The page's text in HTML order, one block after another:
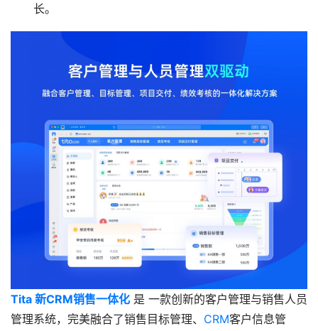
长。
Tita 新CRM销售一体化 是 一款创新的客户管理与销售人员
管理系统，完美融合了销售目标管理、 CRM客户信息管